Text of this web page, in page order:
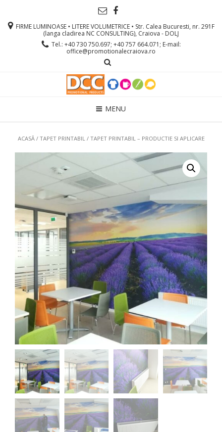
FIRME LUMINOASE • LITERE VOLUMETRICE • Str. Calea Bucuresti, nr. 291F
(langa cladirea NC CONSULTING), Craiova - DOLJ
Tel.: +40 730 750.697; +40 757 664.071; E-mail:
office@promotionalecraiova.ro
MENU
ACASĂ/ TAPET PRINTABIL / TAPET PRINTABIL – PRODUCTIE SI APLICARE